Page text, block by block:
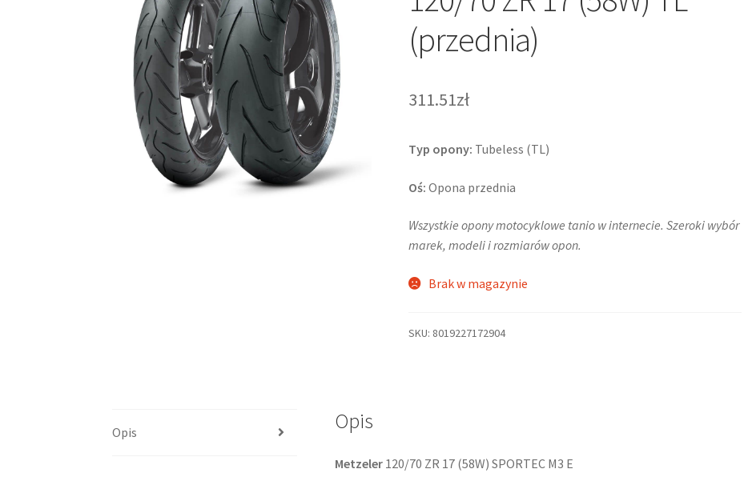
(przednia)
311.51zł
Typ opony: Tubeless (TL)
Oś: Opona przednia
Wszystkie opony motocyklowe tanio w internecie. Szeroki wybór
marek, modeli i rozmiarów opon.
Brak w magazynie
SKU: 8019227172904
Opis Opis
Metzeler120/70 ZR 17 (58W) SPORTEC M3 E